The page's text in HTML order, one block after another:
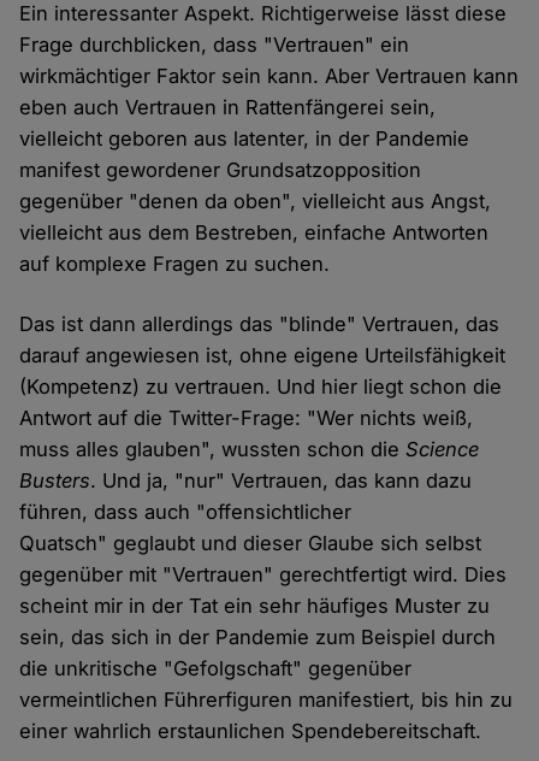
Ein interessanter Aspekt. Richtigerweise lässt diese
Frage durchblicken, dass "Vertrauen" ein
wirkmächtiger Faktor sein kann. Aber Vertrauen kann
eben auch Vertrauen in Rattenfängerei sein,
vielleicht geboren aus latenter, in der Pandemie
manifest gewordener Grundsatzopposition
gegenüber "denen da oben", vielleicht aus Angst,
vielleicht aus dem Bestreben, einfache Antworten
auf komplexe Fragen zu suchen.
Das ist dann allerdings das "blinde" Vertrauen, das
darauf angewiesen ist, ohne eigene Urteilsfähigkeit
(Kompetenz) zu vertrauen. Und hier liegt schon die
Antwort auf die Twitter-Frage: "Wer nichts weiß,
muss alles glauben", wussten schon dieScience
Busters. Und ja, "nur" Vertrauen, das kann dazu
führen, dass auch "offensichtlicher
Quatsch" geglaubt und dieser Glaube sich selbst
gegenüber mit "Vertrauen" gerechtfertigt wird. Dies
scheint mir in der Tat ein sehr häufiges Muster zu
sein, das sich in der Pandemie zum Beispiel durch
die unkritische "Gefolgschaft" gegenüber
vermeintlichen Führerfiguren manifestiert, bis hin zu
einer wahrlich erstaunlichen Spendebereitschaft.